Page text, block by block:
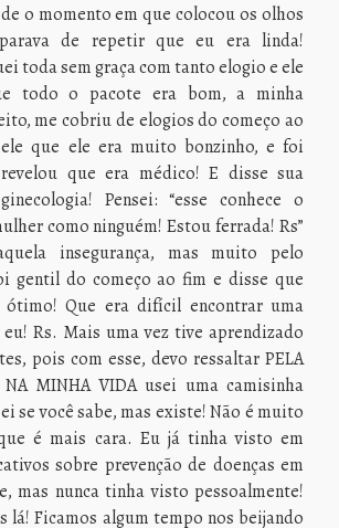
o momento em que colocou os olhos
de repetir que eu era linda!
toda sem graça com tanto elogio e ele
todo o pacote era bom, a minha
me cobriu de elogios do começo ao
que ele era muito bonzinho, e foi
que era médico! E disse sua
Pensei: “esse conhece o
como ninguém! Estou ferrada! Rs”
insegurança, mas muito pelo
gentil do começo ao fim e disse que
Que era difícil encontrar uma
Rs. Mais uma vez tive aprendizado
pois com esse, devo ressaltar PELA
NA MINHA VIDA usei uma camisinha
se você sabe, mas existe! Não é muito
é mais cara. Eu já tinha visto em
sobre prevenção de doenças em
mas nunca tinha visto pessoalmente!
lá! Ficamos algum tempo nos beijando